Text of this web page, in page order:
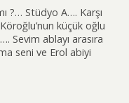
?… Stüdyo A…. Karşı
küçük oğlu
Sevim ablayı arasıra
seni ve Erol abiyi